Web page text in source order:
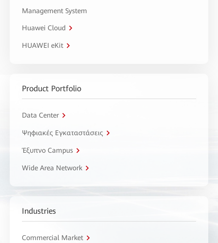
Management System
Huawei Cloud
HUAWEI eKit
Product Portfolio
Data Center
Ψηφιακές Εγκαταστάσεις
Έξυπνο Campus
Wide Area Network
Industries
Commercial Market